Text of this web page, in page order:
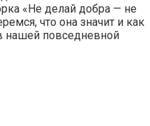
«Не делай добра — не
что она значит и как
нашей повседневной